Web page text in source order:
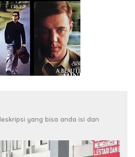
yang bisa anda isi dan